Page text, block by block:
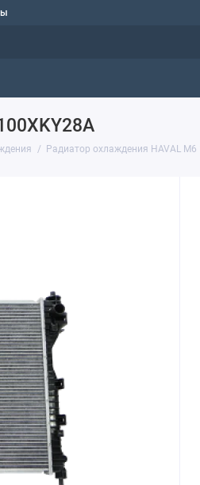
Радиатор охлаждения HAVAL